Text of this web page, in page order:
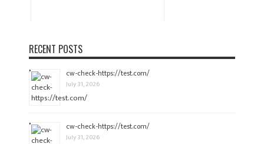
RECENT POSTS
cw-check-https://test.com/
July 31, 2026
cw-check-https://test.com/
July 31, 2026